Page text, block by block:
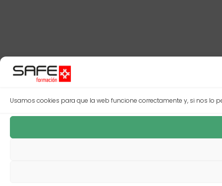
Usamos cookies para que la web funcione correctamente y, si nos lo